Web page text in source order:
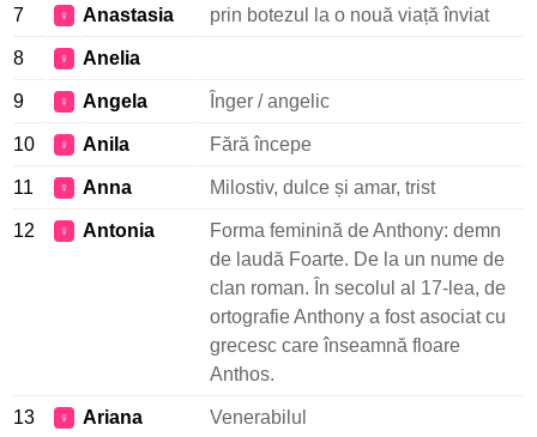
7 ♀ Anastasia prin botezul la o nouă viață înviat
8 ♀ Anelia
9 ♀ Angela Înger / angelic
10 ♀ Anila Fără începe
11 ♀ Anna Milostiv, dulce și amar, trist
12 ♀ Antonia
Forma feminină de Anthony: demn
de laudă Foarte. De la un nume de
clan roman. În secolul al 17-lea, de
ortografie Anthony a fost asociat cu
grecesc care înseamnă floare
Anthos.
13 ♀ Ariana Venerabilul